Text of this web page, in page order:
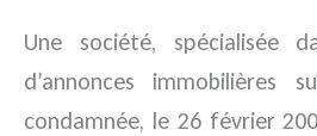
Une société, spécialisée
d’annonces
condamnée, le 26 février